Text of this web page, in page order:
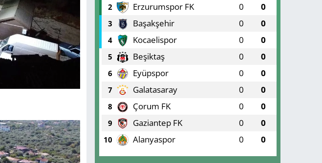
2 Erzurumspor FK 0 0
3 Başakşehir 0 0
4 Kocaelispor 0 0
5 Beşiktaş 0 0
6 Eyüpspor 0 0
7 Galatasaray 0 0
8 Çorum FK 0 0
9 Gaziantep FK 0 0
10 Alanyaspor 0 0